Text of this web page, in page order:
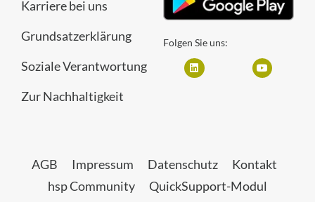
Karriere bei uns
Grundsatzerklärung
Soziale Verantwortung
Zur Nachhaltigkeit
Folgen Sie uns:
AGB Impressum Datenschutz
Kontakt
hsp Community
QuickSupport-Modul